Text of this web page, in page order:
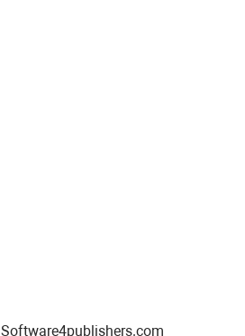
Software4publishers.com